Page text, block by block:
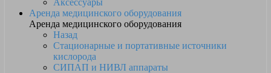
Аксессуары
Аренда медицинского оборудования
Аренда медицинского оборудования
Назад
Стационарные и портативные источники
кислорода
СИПАП и НИВЛ аппараты